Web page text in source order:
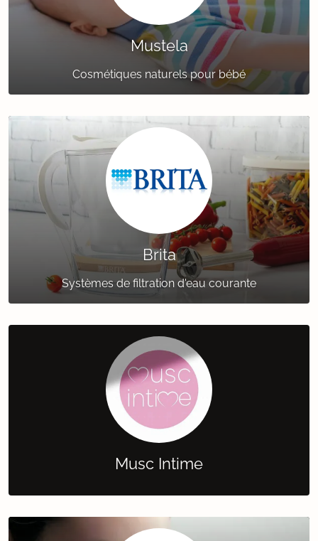
Mustela
Cosmétiques naturels pour bébé
Brita
Systèmes de filtration d'eau courante
Musc Intime